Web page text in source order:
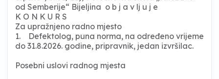
od Semberije“ Bijeljina o b j a v lj u j e
K O N K U R S
Za upražnjeno radno mjesto
1. Defektolog, puna norma, na određeno vrijeme
do 31.8.2026. godine, pripravnik, jedan izvršilac.
Posebni uslovi radnog mjesta